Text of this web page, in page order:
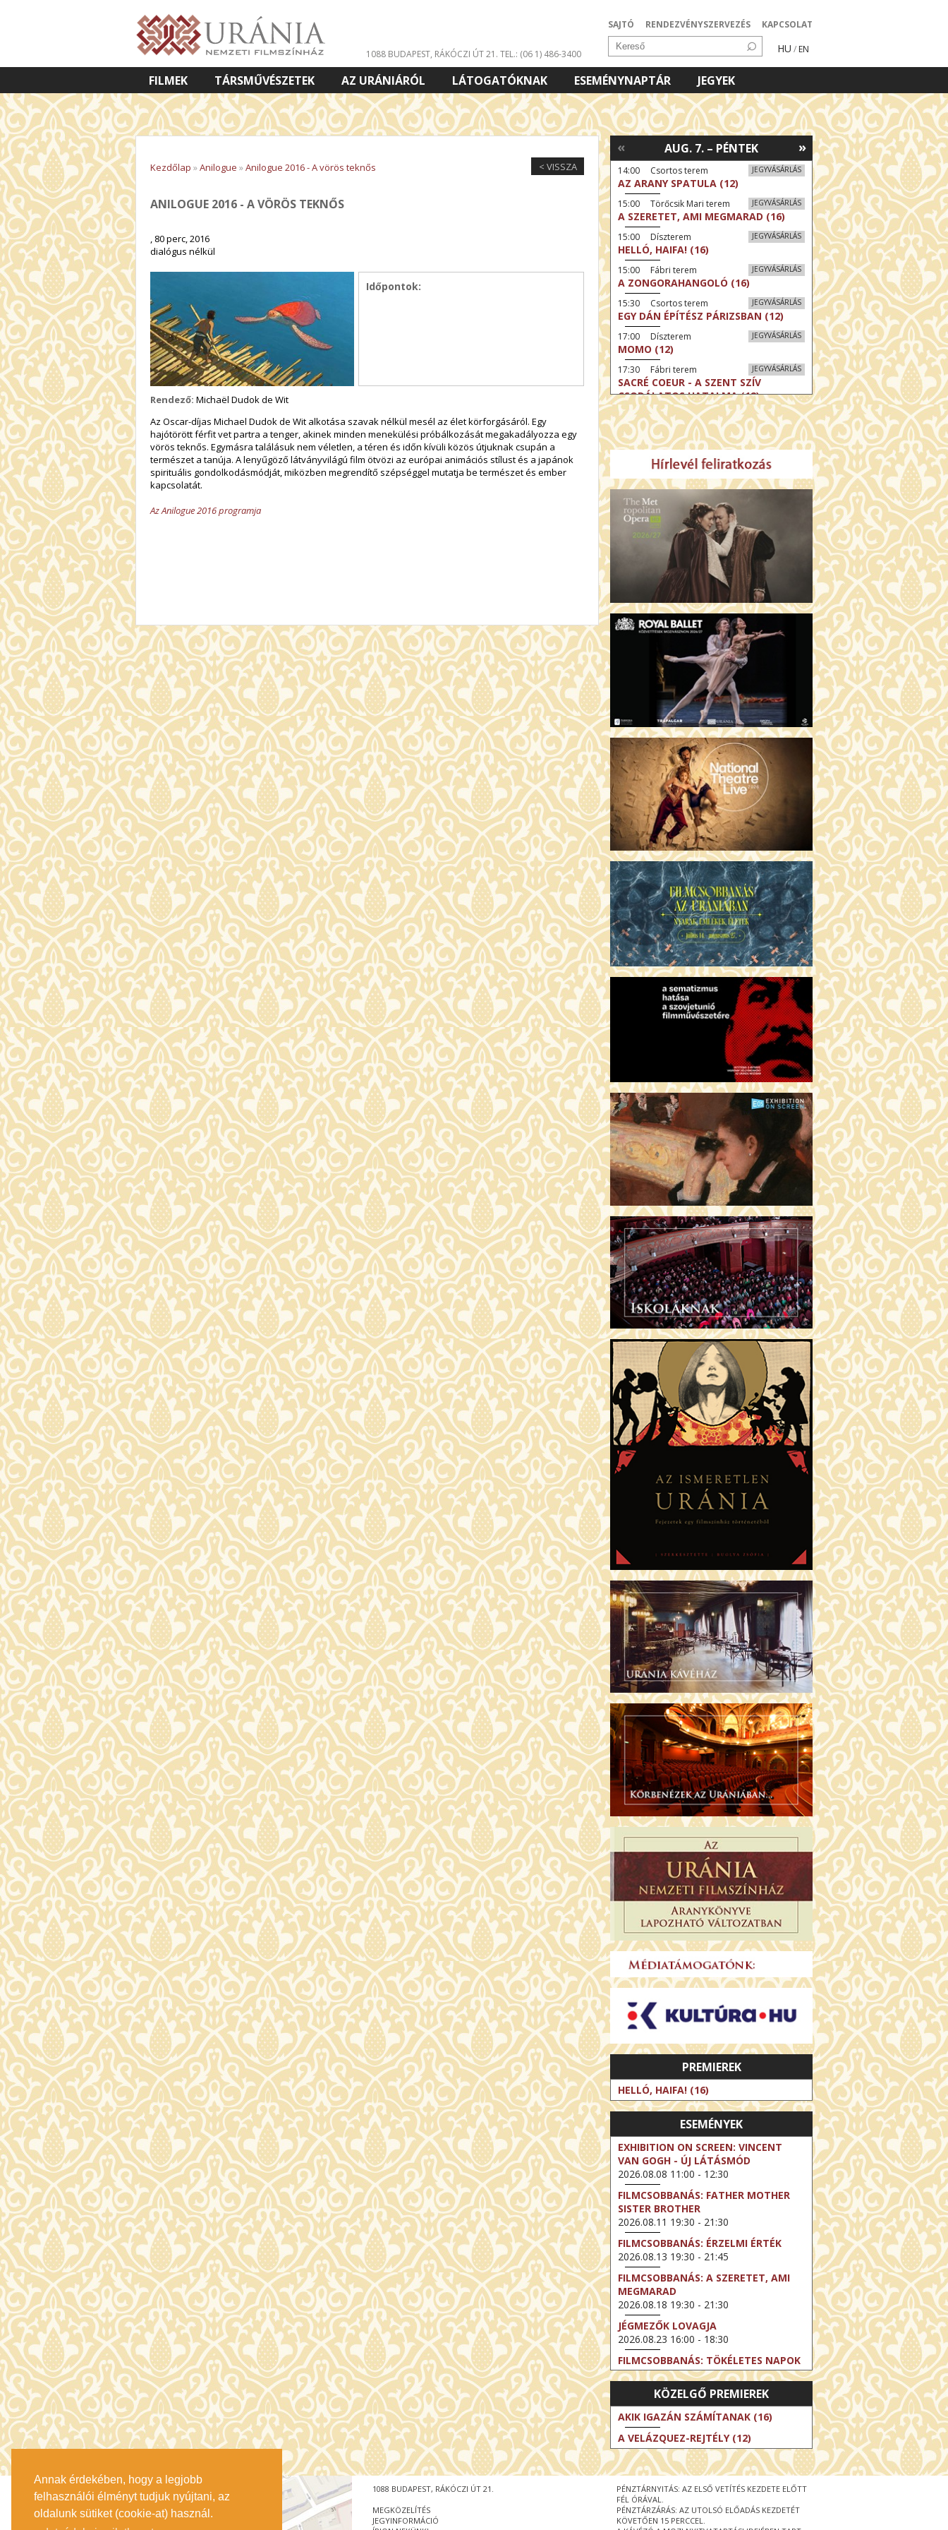
Annak érdekében, hogy a legjobb
felhasználói élményt tudjuk nyújtani, az
oldalunk sütiket (cookie-at) használ.
SAJTÓ RENDEZVÉNYSZERVEZÉS KAPCSOLAT
HU / EN
1088 BUDAPEST, RÁKÓCZI ÚT 21. TEL.: (06 1) 486-3400
FILMEK TÁRSMŰVÉSZETEK AZ URÁNIÁRÓL LÁTOGATÓKNAK ESEMÉNYNAPTÁR
JEGYEK
VETÍTETT KÉPES ELŐADÁSOK
< VISSZA
Kezdőlap »Anilogue »Anilogue 2016 - A vörös teknős
ANILOGUE 2016 - A VÖRÖS TEKNŐS
, 80 perc, 2016
dialógus nélkül
Időpontok:
Rendező: Michaël Dudok de Wit
Az Oscar-díjas Michael Dudok de Wit alkotása szavak nélkül mesél az élet körforgásáról. Egy
hajótörött férfit vet partra a tenger, akinek minden menekülési próbálkozását megakadályozza egy
vörös teknős. Egymásra találásuk nem véletlen, a téren és időn kívüli közös útjuknak csupán a
természet a tanúja. A lenyűgöző látványvilágú film ötvözi az európai animációs stílust és a japánok
spirituális gondolkodásmódját, miközben megrendítő szépséggel mutatja be természet és ember
kapcsolatát.
Az Anilogue 2016 programja
»
AUG. 7. – PÉNTEK
«
JEGYVÁSÁRLÁS
14:00 Csortos terem
AZ ARANY SPATULA (12)
JEGYVÁSÁRLÁS
15:00 Törőcsik Mari terem
A SZERETET, AMI MEGMARAD (16)
JEGYVÁSÁRLÁS
15:00 Díszterem
HELLÓ, HAIFA! (16)
JEGYVÁSÁRLÁS
15:00 Fábri terem
A ZONGORAHANGOLÓ (16)
JEGYVÁSÁRLÁS
15:30 Csortos terem
EGY DÁN ÉPÍTÉSZ PÁRIZSBAN (12)
JEGYVÁSÁRLÁS
17:00 Díszterem
MOMO (12)
JEGYVÁSÁRLÁS
17:30 Fábri terem
SACRÉ COEUR - A SZENT SZÍV
CSODÁLATOS HATALMA (12)
JEGYVÁSÁRLÁS
17:30 Törőcsik Mari terem
SZERELMEM, MAROKKÓ (16)
JEGYVÁSÁRLÁS
17:30 Csortos terem
MOHÁCS – VILÁGOK HARCA (12)
JEGYVÁSÁRLÁS
19:00 Díszterem
ODÜSSZEIA (16)
19:30 Csortos terem
MEGHÍVÁS (16)
JEGYVÁSÁRLÁS
19:30 Fábri terem
KESERŰ KARÁCSONY (16)
JEGYVÁSÁRLÁS
20:00 Törőcsik Mari terem
AZ IDEGEN (16)
PREMIEREK
HELLÓ, HAIFA! (16)
ESEMÉNYEK
EXHIBITION ON SCREEN: VINCENT
VAN GOGH - ÚJ LÁTÁSMÓD
2026.08.08 11:00 - 12:30
FILMCSOBBANÁS: FATHER MOTHER
SISTER BROTHER
2026.08.11 19:30 - 21:30
FILMCSOBBANÁS: ÉRZELMI ÉRTÉK
2026.08.13 19:30 - 21:45
FILMCSOBBANÁS: A SZERETET, AMI
MEGMARAD
2026.08.18 19:30 - 21:30
JÉGMEZŐK LOVAGJA
2026.08.23 16:00 - 18:30
FILMCSOBBANÁS: TÖKÉLETES NAPOK
2026.08.25 19:30 - 21:45
FILMCSOBBANÁS: IFJÚSÁG
2026.08.27 19:30 - 21:30
EXHIBITION ON SCREEN: VINCENT
VAN GOGH - ÚJ LÁTÁSMÓD
2026.08.30 11:00 - 12:30
NT LIVE / DAVID IRELAND: THE FIFTH
STEP
2026.09.01 19:00 - 21:00
BERLIN ELESTE
KÖZELGŐ PREMIEREK
AKIK IGAZÁN SZÁMÍTANAK (16)
A VELÁZQUEZ-REJTÉLY (12)
PÉNZTÁRNYITÁS: AZ ELSŐ VETÍTÉS KEZDETE ELŐTT
FÉL ÓRÁVAL.
PÉNZTÁRZÁRÁS: AZ UTOLSÓ ELŐADÁS KEZDETÉT
KÖVETŐEN 15 PERCCEL.
1088 BUDAPEST, RÁKÓCZI ÚT 21.
MEGKÖZELÍTÉS
JEGYINFORMÁCIÓ